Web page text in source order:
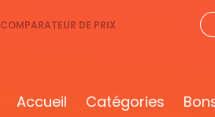
COMPARATEUR DE PRIX
Accueil Catégories